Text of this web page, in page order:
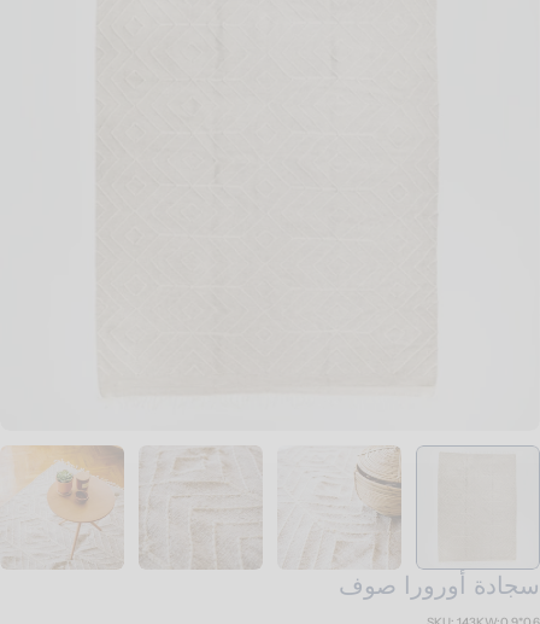
سجادة أورورا صوف